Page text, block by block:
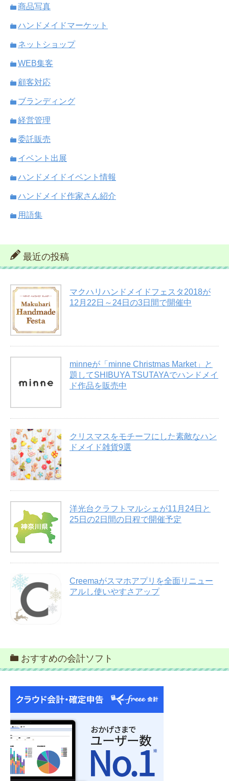
商品写真
ハンドメイドマーケット
ネットショップ
WEB集客
顧客対応
ブランディング
経営管理
委託販売
イベント出展
ハンドメイドイベント情報
ハンドメイド作家さん紹介
用語集
最近の投稿
マクハリハンドメイドフェスタ2018が
12月22日～24日の3日間で開催中
minneが「minne Christmas Market」と
題してSHIBUYA TSUTAYAでハンドメイ
ド作品を販売中
クリスマスをモチーフにした素敵なハン
ドメイド雑貨9選
洋光台クラフトマルシェが11月24日と
25日の2日間の日程で開催予定
Creemaがスマホアプリを全面リニュー
アルし使いやすさアップ
おすすめの会計ソフト